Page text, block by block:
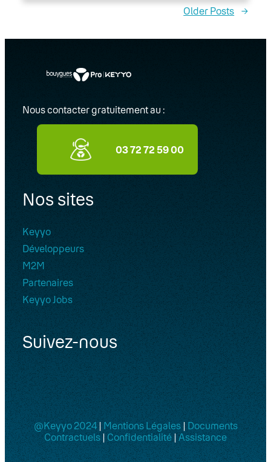
Older Posts →
Nous contacter gratuitement au :
03 72 72 59 00
Nos sites
Keyyo
Développeurs
M2M
Partenaires
Keyyo Jobs
Suivez-nous
@Keyyo 2024| Mentions Légales|Documents
Contractuels|Confidentialité|Assistance